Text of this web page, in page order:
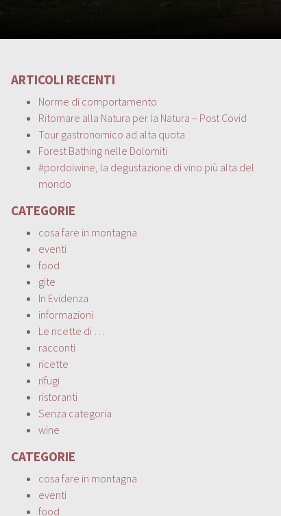
ARTICOLI RECENTI
Norme di comportamento
Ritornare alla Natura per la Natura – Post Covid
Tour gastronomico ad alta quota
Forest Bathing nelle Dolomiti
#pordoiwine, la degustazione di vino più alta del
mondo
CATEGORIE
cosa fare in montagna
eventi
food
gite
In Evidenza
informazioni
Le ricette di …
racconti
ricette
rifugi
ristoranti
Senza categoria
wine
CATEGORIE
cosa fare in montagna
eventi
food